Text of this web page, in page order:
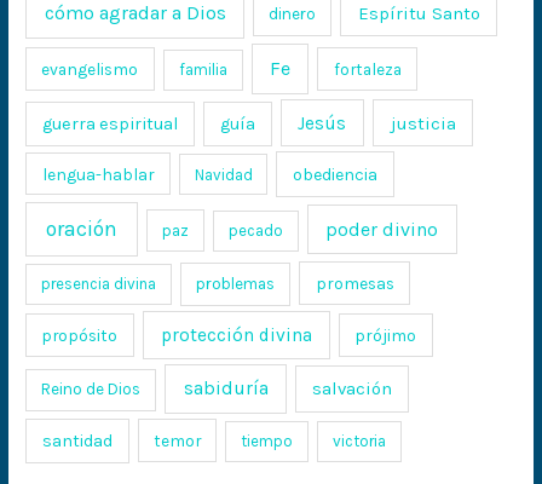
cómo agradar a Dios dinero Espíritu Santo
evangelismo familia Fe fortaleza
guerra espiritual guía Jesús justicia
lengua-hablar Navidad obediencia
oración paz pecado poder divino
presencia divina problemas promesas
propósito protección divina prójimo
Reino de Dios sabiduría salvación
santidad temor tiempo victoria